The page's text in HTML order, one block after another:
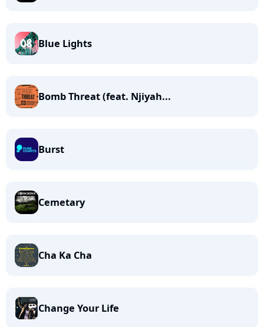
Blue Lights
Bomb Threat (feat. Njiyah...
Burst
Cemetary
Cha Ka Cha
Change Your Life